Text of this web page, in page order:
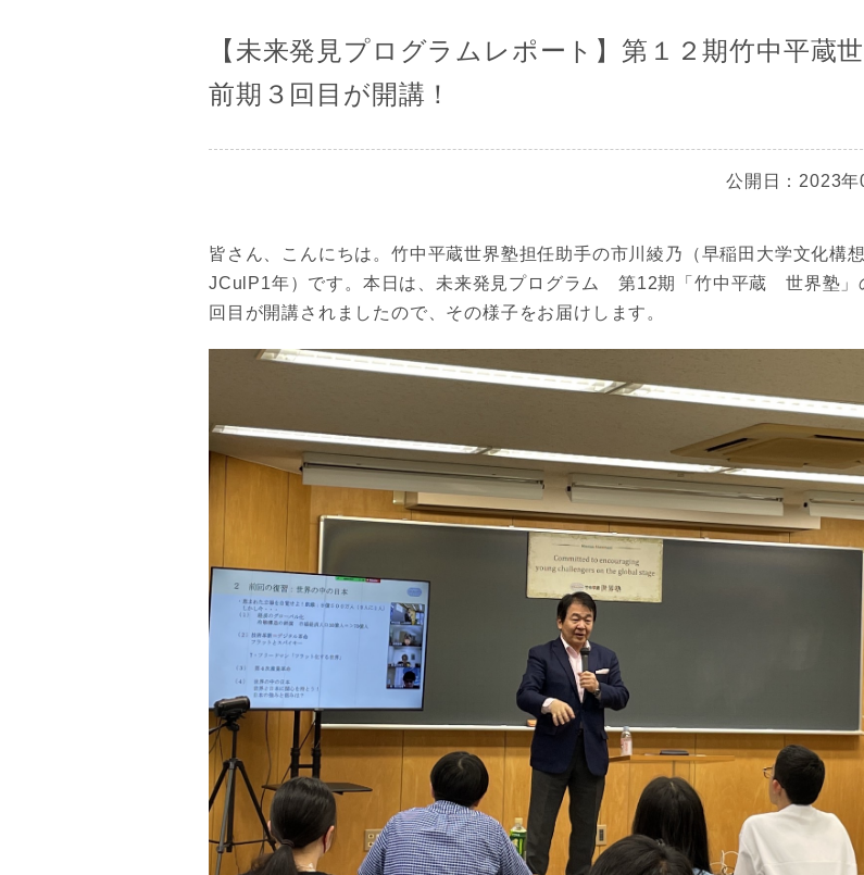
【未来発見プログラムレポート】第１２期竹中平蔵
前期３回目が開講！
公開日：2023年
皆さん、こんにちは。竹中平蔵世界塾担任助手の市川綾乃（早稲田大学文化構
JCulP1年）です。本日は、未来発見プログラム 第12期「竹中平蔵 世界塾」
回目が開講されましたので、その様子をお届けします。